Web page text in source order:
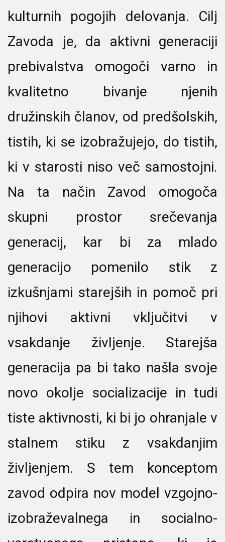
kulturnih pogojih delovanja. Cilj
Zavoda je, da aktivni generaciji
prebivalstva omogoči varno in
kvalitetno bivanje njenih
družinskih članov, od predšolskih,
tistih, ki se izobražujejo, do tistih,
ki v starosti niso več samostojni.
Na ta način Zavod omogoča
skupni prostor srečevanja
generacij, kar bi za mlado
generacijo pomenilo stik z
izkušnjami starejših in pomoč pri
njihovi aktivni vključitvi v
vsakdanje življenje. Starejša
generacija pa bi tako našla svoje
novo okolje socializacije in tudi
tiste aktivnosti, ki bi jo ohranjale v
stalnem stiku z vsakdanjim
življenjem. S tem konceptom
zavod odpira nov model vzgojno-
izobraževalnega in socialno-